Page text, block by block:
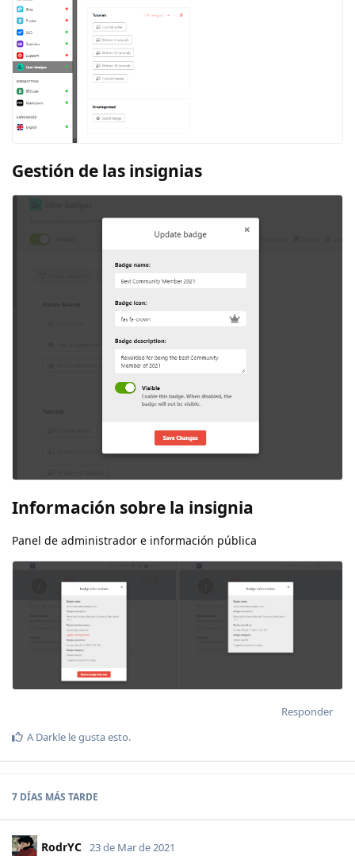
Gestión de las insignias
Información sobre la insignia
Panel de administrador e información pública
Responder
A Darkle le gusta esto.
7 DÍAS MÁS TARDE
RodrYC 23 de Mar de 2021